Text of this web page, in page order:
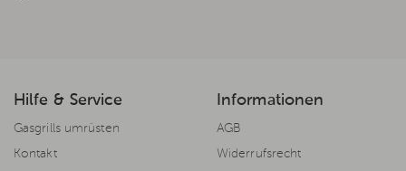
Hilfe & Service
Gasgrills umrüsten
Kontakt
Informationen
AGB
Widerrufsrecht